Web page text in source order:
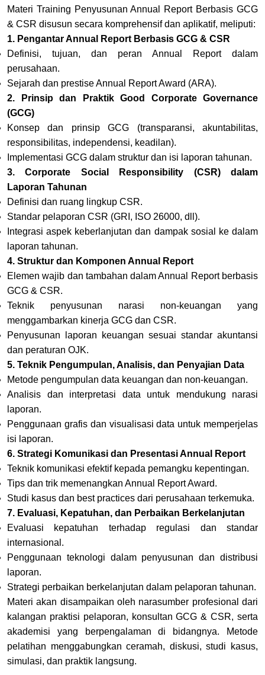
Materi Training Penyusunan Annual Report Berbasis GCG
& CSR disusun secara komprehensif dan aplikatif, meliputi:
1. Pengantar Annual Report Berbasis GCG & CSR
Definisi, tujuan, dan peran Annual Report dalam
perusahaan.
Sejarah dan prestise Annual Report Award (ARA).
2. Prinsip dan Praktik Good Corporate Governance
(GCG)
Konsep dan prinsip GCG (transparansi, akuntabilitas,
responsibilitas, independensi, keadilan).
Implementasi GCG dalam struktur dan isi laporan tahunan.
3. Corporate Social Responsibility (CSR) dalam
Laporan Tahunan
Definisi dan ruang lingkup CSR.
Standar pelaporan CSR (GRI, ISO 26000, dll).
Integrasi aspek keberlanjutan dan dampak sosial ke dalam
laporan tahunan.
4. Struktur dan Komponen Annual Report
Elemen wajib dan tambahan dalam Annual Report berbasis
GCG & CSR.
Teknik penyusunan narasi non-keuangan yang
menggambarkan kinerja GCG dan CSR.
Penyusunan laporan keuangan sesuai standar akuntansi
dan peraturan OJK.
5. Teknik Pengumpulan, Analisis, dan Penyajian Data
Metode pengumpulan data keuangan dan non-keuangan.
Analisis dan interpretasi data untuk mendukung narasi
laporan.
Penggunaan grafis dan visualisasi data untuk memperjelas
isi laporan.
6. Strategi Komunikasi dan Presentasi Annual Report
Teknik komunikasi efektif kepada pemangku kepentingan.
Tips dan trik memenangkan Annual Report Award.
Studi kasus dan best practices dari perusahaan terkemuka.
7. Evaluasi, Kepatuhan, dan Perbaikan Berkelanjutan
Evaluasi kepatuhan terhadap regulasi dan standar
internasional .
Penggunaan teknologi dalam penyusunan dan distribusi
laporan.
Strategi perbaikan berkelanjutan dalam pelaporan tahunan.
Materi akan disampaikan oleh narasumber profesional dari
kalangan praktisi pelaporan, konsultan GCG & CSR, serta
akademisi yang berpengalaman di bidangnya. Metode
pelatihan menggabungkan ceramah, diskusi, studi kasus,
simulasi, dan praktik langsung.